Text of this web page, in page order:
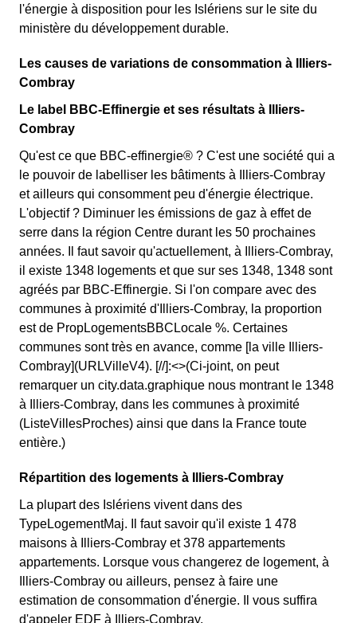
l'énergie à disposition pour les Islériens sur le site du
ministère du développement durable.
Les causes de variations de consommation à Illiers-
Combray
Le label BBC-Effinergie et ses résultats à Illiers-
Combray
Qu'est ce que BBC-effinergie® ? C'est une société qui a
le pouvoir de labelliser les bâtiments à Illiers-Combray
et ailleurs qui consomment peu d'énergie électrique.
L'objectif ? Diminuer les émissions de gaz à effet de
serre dans la région Centre durant les 50 prochaines
années. Il faut savoir qu'actuellement, à Illiers-Combray,
il existe 1348 logements et que sur ses 1348, 1348 sont
agréés par BBC-Effinergie. Si l'on compare avec des
communes à proximité d'Illiers-Combray, la proportion
est de PropLogementsBBCLocale %. Certaines
communes sont très en avance, comme [la ville Illiers-
Combray](URLVilleV4). [//]:<>(Ci-joint, on peut
remarquer un city.data.graphique nous montrant le 1348
à Illiers-Combray, dans les communes à proximité
(ListeVillesProches) ainsi que dans la France toute
entière.)
Répartition des logements à Illiers-Combray
La plupart des Islériens vivent dans des
TypeLogementMaj. Il faut savoir qu'il existe 1 478
maisons à Illiers-Combray et 378 appartements
appartements. Lorsque vous changerez de logement, à
Illiers-Combray ou ailleurs, pensez à faire une
estimation de consommation d'énergie. Il vous suffira
d'appeler EDF à Illiers-Combray.